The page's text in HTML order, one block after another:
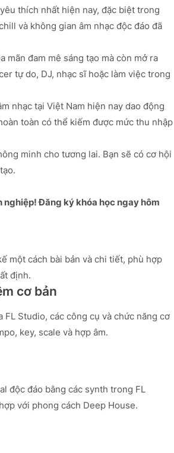
thích nhất hiện nay, đặc biệt trong
và không gian âm nhạc độc đáo đã
mãn đam mê sáng tạo mà còn mở ra
tự do, DJ, nhạc sĩ hoặc làm việc trong
nhạc tại Việt Nam hiện nay dao động
toàn có thể kiếm được mức thu nhập
minh cho tương lai. Bạn sẽ có cơ hội
Đăng ký khóa học ngay hôm
một cách bài bản và chi tiết, phù hợp
định.
cơ bản
Studio, các công cụ và chức năng cơ
key, scale và hợp âm.
độc đáo bằng các synth trong FL
với phong cách Deep House.